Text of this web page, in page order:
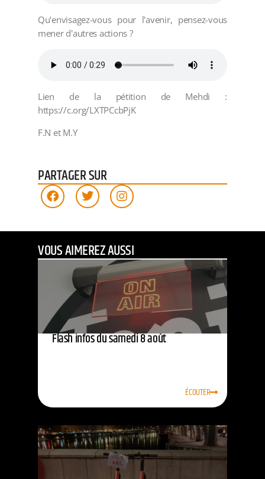
Qu'envisagez-vous pour l'avenir, pensez-vous
mener d'autres actions ?
Lien de la pétition de Mehdi :
https://c.org/LXTPCcbPjK
F.N et M.Y
PARTAGER SUR
VOUS AIMEREZ AUSSI
Flash infos du samedi 8 août
ÉCOUTER